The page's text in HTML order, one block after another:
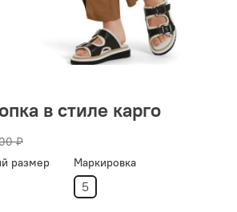
в стиле карго
₽
размер Маркировка
5